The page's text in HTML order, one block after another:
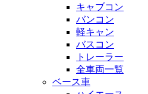
キャブコン
バンコン
軽キャン
バスコン
トレーラー
全車両一覧
ベース車